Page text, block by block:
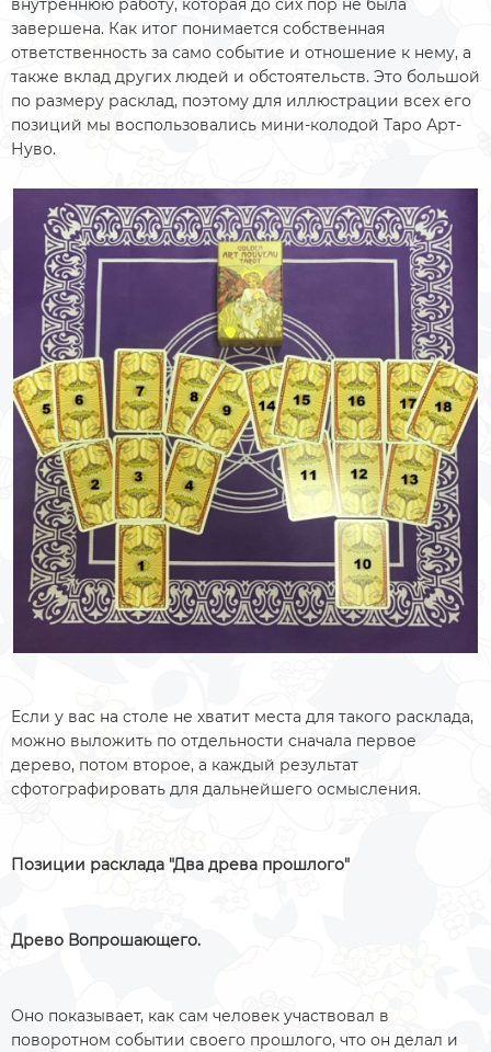
внутреннюю работу, которая до сих пор не была
завершена. Как итог понимается собственная
ответственность за само событие и отношение к нему, а
также вклад других людей и обстоятельств. Это большой
по размеру расклад, поэтому для иллюстрации всех его
позиций мы воспользовались мини-колодой Таро Арт-
Нуво.
Если у вас на столе не хватит места для такого расклада,
можно выложить по отдельности сначала первое
дерево, потом второе, а каждый результат
сфотографировать для дальнейшего осмысления.
Позиции расклада "Два древа прошлого"
Древо Вопрошающего.
Оно показывает, как сам человек участвовал в
поворотном событии своего прошлого, что он делал и